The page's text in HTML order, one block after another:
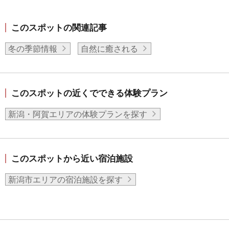
このスポットの関連記事
冬の季節情報 自然に癒される
このスポットの近くでできる体験プラン
新潟・阿賀エリアの体験プランを探す
このスポットから近い宿泊施設
新潟市エリアの宿泊施設を探す